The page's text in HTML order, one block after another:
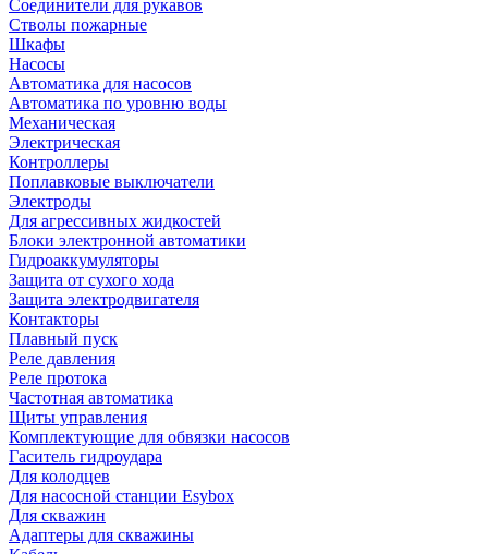
Соединители для рукавов
Стволы пожарные
Шкафы
Насосы
Автоматика для насосов
Автоматика по уровню воды
Механическая
Электрическая
Контроллеры
Поплавковые выключатели
Электроды
Для агрессивных жидкостей
Блоки электронной автоматики
Гидроаккумуляторы
Защита от сухого хода
Защита электродвигателя
Контакторы
Плавный пуск
Реле давления
Реле протока
Частотная автоматика
Щиты управления
Комплектующие для обвязки насосов
Гаситель гидроудара
Для колодцев
Для насосной станции Esybox
Для скважин
Адаптеры для скважины